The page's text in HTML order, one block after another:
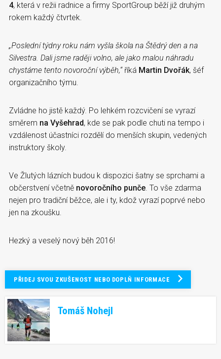
4, která v režii radnice a firmy SportGroup běží již druhým
rokem každý čtvrtek.
„Poslední týdny roku nám vyšla škola na Štědrý den a na
Silvestra. Dali jsme raději volno, ale jako malou náhradu
chystáme tento novoroční výběh,“říká Martin Dvořák, šéf
organizačního týmu.
Zvládne ho jistě každý. Po lehkém rozcvičení se vyrazí
směrem na Vyšehrad, kde se pak podle chuti na tempo i
vzdálenost účastníci rozdělí do menších skupin, vedených
instruktory školy.
Ve Žlutých lázních budou k dispozici šatny se sprchami a
občerstvení včetně novoročního punče . To vše zdarma
nejen pro tradiční běžce, ale i ty, kdož vyrazí poprvé nebo
jen na zkoušku.
Hezký a veselý nový běh 2016!
PŘIDEJ SVOU ZKUŠENOST NEBO DOPLŇ INFORMACE
Tomáš Nohejl